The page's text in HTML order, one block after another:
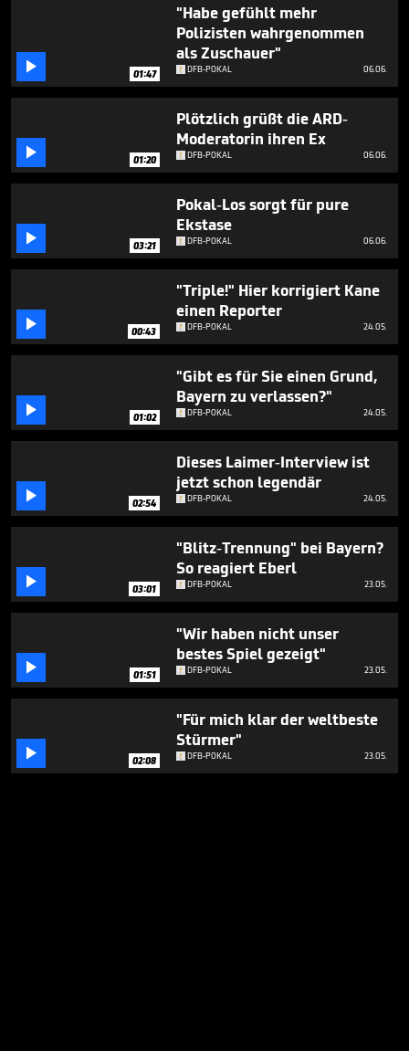
seconds
 01:47
"Habe gefühlt mehr
Polizisten wahrgenommen
als Zuschauer"
DFB-POKAL 06.06.
 01:20
Plötzlich grüßt die ARD-
Moderatorin ihren Ex
DFB-POKAL 06.06.
 03:21
Pokal-Los sorgt für pure
Ekstase
DFB-POKAL 06.06.
 00:43
"Triple!" Hier korrigiert Kane
einen Reporter
DFB-POKAL 24.05.
 01:02
"Gibt es für Sie einen Grund,
Bayern zu verlassen?"
DFB-POKAL 24.05.
 02:54
Dieses Laimer-Interview ist
jetzt schon legendär
DFB-POKAL 24.05.
 03:01
"Blitz-Trennung" bei Bayern?
So reagiert Eberl
DFB-POKAL 23.05.
 01:51
"Wir haben nicht unser
bestes Spiel gezeigt"
DFB-POKAL 23.05.
 02:08
"Für mich klar der weltbeste
Stürmer"
DFB-POKAL 23.05.